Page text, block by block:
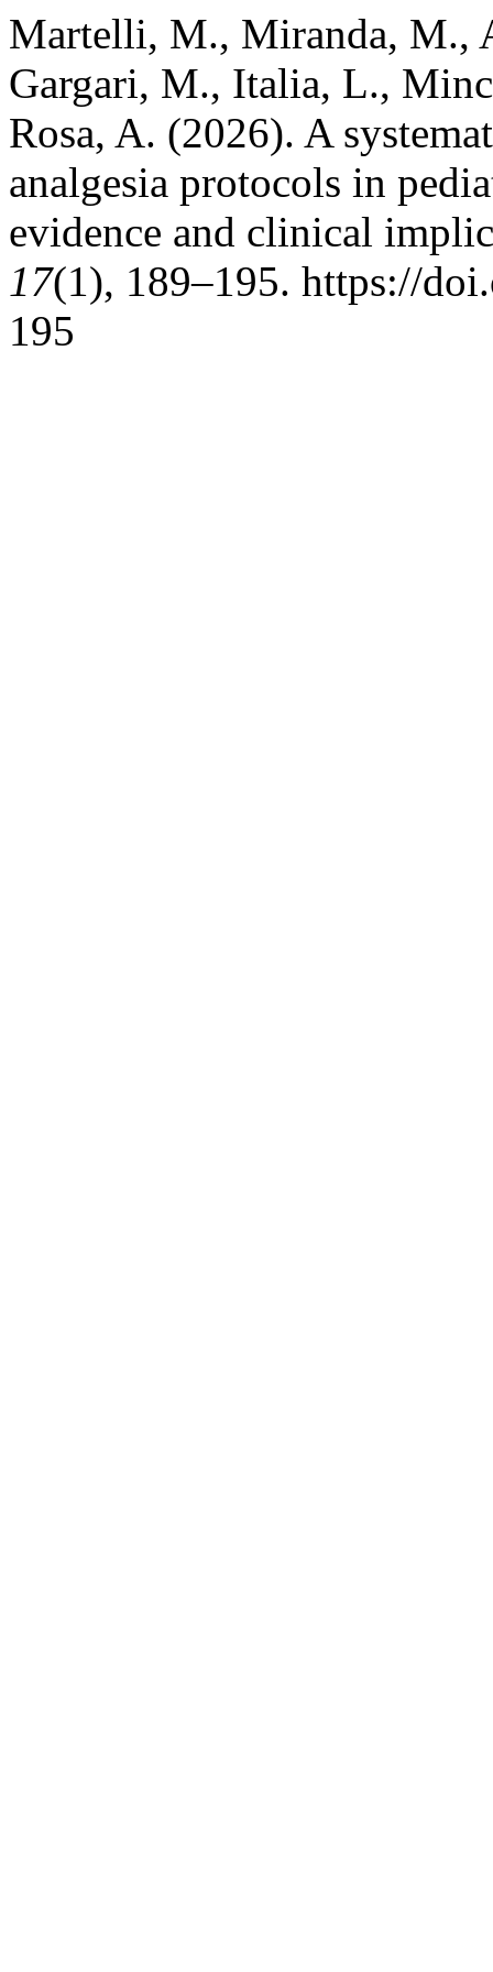
Martelli, M., Miranda, M.,
Gargari, M., Italia, L.,
Rosa, A. (2026). A
analgesia protocols in
evidence and clinical
17(1), 189–195. https://
195